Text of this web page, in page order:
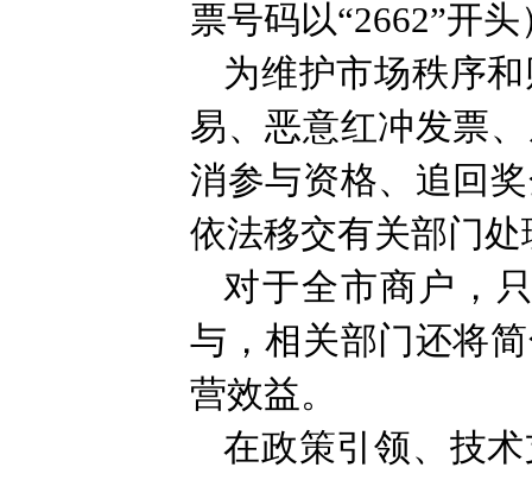
票号码以“2662”开
为维护市场秩序
易、恶意红冲发票
消参与资格、追回
依法移交有关部门处
对于全市商户，
与，相关部门还将
营效益。
在政策引领、技